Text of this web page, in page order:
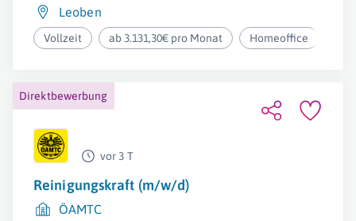
Leoben
Vollzeit ab 3.131,30€ pro Monat Homeoffice
Direktbewerbung
vor 3 T
Reinigungskraft (m/w/d)
ÖAMTC